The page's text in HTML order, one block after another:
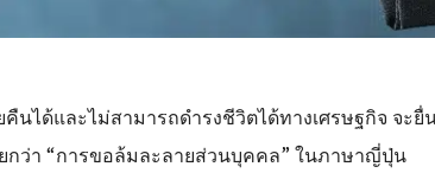
ได้และไม่สามารถดำรงชีวิตได้ทางเศรษฐกิจ จะยื่
กว่า “การขอล้มละลายส่วนบุคคล” ในภาษาญี่ปุ่น